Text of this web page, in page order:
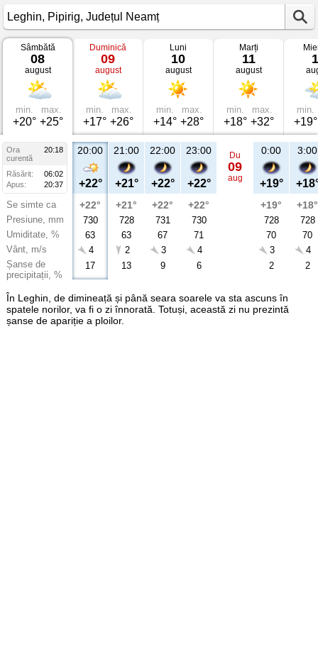
Vremea
Leghin
Pipirig,
Județul
Neamț
Sâmbătă
08
august
min.
+20°
max.
+25°
Duminică
09
august
min.
+17°
max.
+26°
Luni
10
august
min.
+14°
max.
+28°
Marți
11
august
min.
+18°
max.
+32°
min.
+19°
Ora
20:18
curentă
Răsărit:
06:02
Apus:
20:37
Se simte ca
Presiune, mm
Umiditate, %
Vânt, m/s
Șanse de
precipitații, %
20:00
+22°
+22°
730
63
4
17
21:00
+21°
+21°
728
63
2
13
22:00
+22°
+22°
731
67
3
9
23:00
+22°
+22°
730
71
4
6
Du
09
aug
0:00
+19°
+19°
728
70
3
2
3:00
+18°
728
70
4
2
În Leghin, de dimineață și până seara soarele va sta ascuns în
spatele norilor, va fi o zi înnorată. Totuși, această zi nu prezintă
șanse de apariție a ploilor.